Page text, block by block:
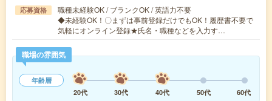
応募資格
職種未経験OK / ブランクOK / 英語力不要
◆未経験OK！〇まずは事前登録だけでもOK！履歴書不要で
気軽にオンライン登録★氏名・職種などを入力す…
職場の雰囲気
年齢層
20代
30代 40代 50代 60代